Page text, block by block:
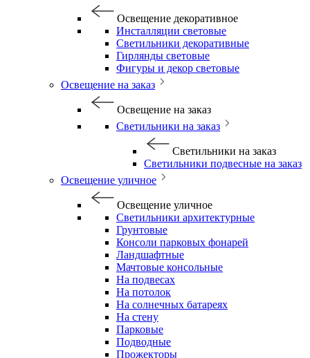
Освещение декоративное
Инсталляции световые
Светильники декоративные
Гирлянды световые
Фигуры и декор световые
Освещение на заказ
Освещение на заказ
Светильники на заказ
Светильники на заказ
Светильники подвесные на заказ
Освещение уличное
Освещение уличное
Светильники архитектурные
Грунтовые
Консоли парковых фонарей
Ландшафтные
Мачтовые консольные
На подвесах
На потолок
На солнечных батареях
На стену
Парковые
Подводные
Прожекторы